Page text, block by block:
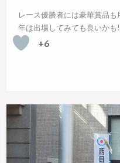
レース優勝者には豪華賞品
年は出場してみても良いかも
+6